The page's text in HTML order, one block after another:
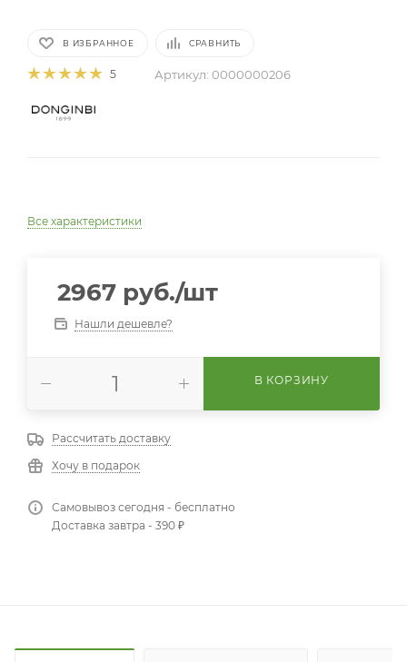
В ИЗБРАННОЕ СРАВНИТЬ
5 Артикул: 0000000206
Все характеристики
2967 руб./шт
Нашли дешевле?
В КОРЗИНУ
Рассчитать доставку
Хочу в подарок
Самовывоз сегодня - бесплатно
Доставка завтра - 390 ₽